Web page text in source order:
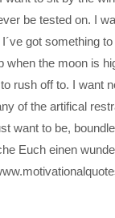
be tested on. I
got something
when the moon is
rush off to. I want
of the artifical
want to be,
Euch einen